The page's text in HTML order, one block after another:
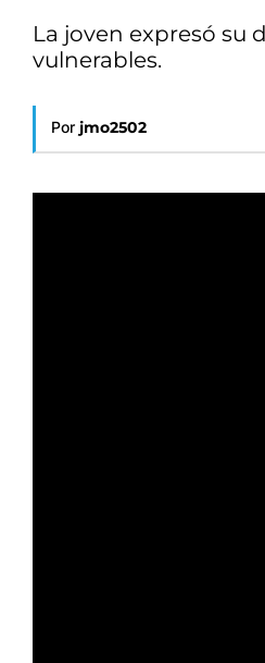
La joven expresó su
vulnerables.
Por jmo2502